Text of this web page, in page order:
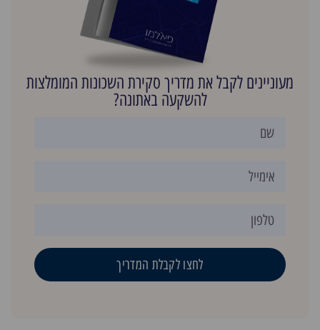
מעוניינים לקבל את מדריך סקירת השכונות המומלצות
להשקעה באתונה?
לחצו לקבלת המדריך